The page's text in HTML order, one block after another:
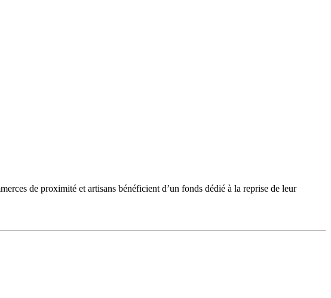
de proximité et artisans bénéficient d’un fonds dédié à la reprise de leur